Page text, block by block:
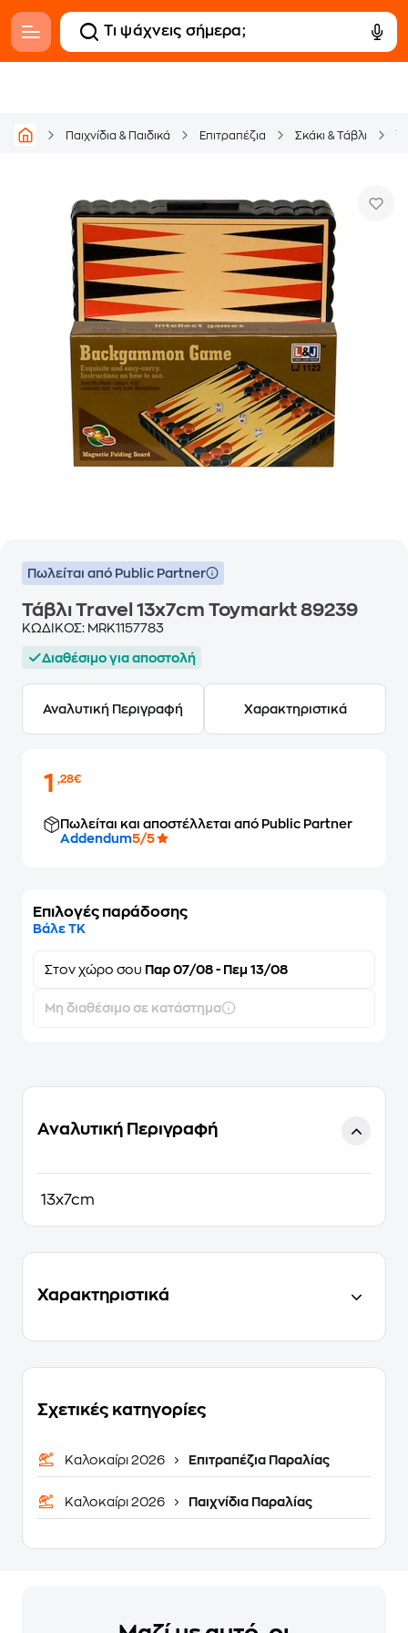
Παιχνίδια & Παιδικά Επιτραπέζια Σκάκι & Τάβλι
Πωλείται από Public Partner
Τάβλι Travel 13x7cm Toymarkt 89239
ΚΩΔΙΚΟΣ: MRK1157783
Διαθέσιμο για αποστολή
Αναλυτική Περιγραφή Χαρακτηριστικά
1,28€
Πωλείται και αποστέλλεται από Public Partner
Addendum5/5
Επιλογές παράδοσης
Βάλε ΤΚ
Στον χώρο σου Παρ 07/08 - Πεμ 13/08
Μη διαθέσιμο σε κατάστημα
Αναλυτική Περιγραφή
13x7cm
Χαρακτηριστικά
Σχετικές κατηγορίες
Καλοκαίρι 2026 Επιτραπέζια Παραλίας
Καλοκαίρι 2026 Παιχνίδια Παραλίας